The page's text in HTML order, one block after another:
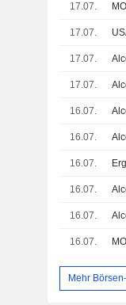
17.07.
17.07.
17.07.
17.07.
16.07.
16.07.
16.07.
16.07.
16.07.
16.07.
Mehr